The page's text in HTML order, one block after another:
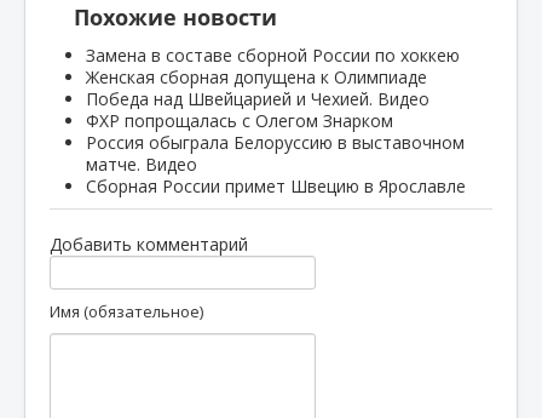
Похожие новости
Замена в составе сборной России по хоккею
Женская сборная допущена к Олимпиаде
Победа над Швейцарией и Чехией. Видео
ФХР попрощалась с Олегом Знарком
Россия обыграла Белоруссию в выставочном
матче. Видео
Сборная России примет Швецию в Ярославле
Добавить комментарий
Имя (обязательное)